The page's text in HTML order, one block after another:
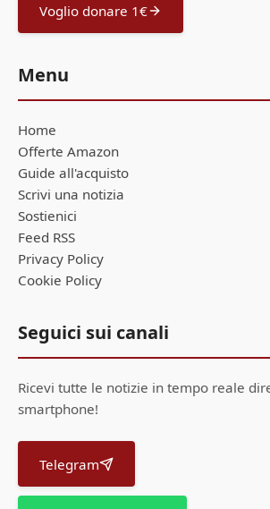
Voglio donare 1€
Menu
Home
Offerte Amazon
Guide all'acquisto
Scrivi una notizia
Sostienici
Feed RSS
Privacy Policy
Cookie Policy
Seguici sui canali
Ricevi tutte le notizie in tempo reale
smartphone!
Telegram